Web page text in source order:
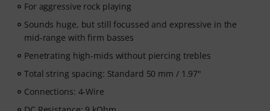
For aggressive rock playing
Sounds huge, but still focussed and expressive in the
mid-range with firm basses
Penetrating high-mids without piercing trebles
Total string spacing: Standard 50 mm / 1.97"
Connections: 4-Wire